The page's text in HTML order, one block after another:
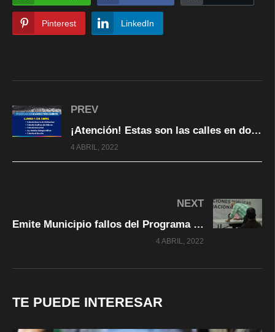
Pinterest LinkedIn
PREV
¡Atención! Estas son las calles en donde se harán labores de bacheo
4 ABRIL, 2022
NEXT
Emite Municipio fallos del Programa Transparente de Bacheo
4 ABRIL, 2022
TE PUEDE INTERESAR